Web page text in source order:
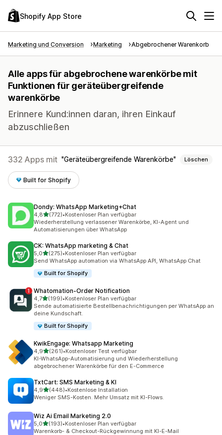
Shopify App Store
Marketing und Conversion Marketing Abgebrochener Warenkorb
Alle apps für abgebrochene warenkörbe mit
Funktionen für geräteübergreifende
warenkörbe
Erinnere Kund:innen daran, ihren Einkauf
abzuschließen
332 Apps mit Geräteübergreifende Warenkörbe Löschen
Built for Shopify
Dondy: WhatsApp Marketing+Chat
4,8von 5 Sternen
(772)
772 Rezensionen insgesamt
•Kostenloser Plan verfügbar
Wiederherstellung verlassener Warenkörbe, KI-Agent und
Automatisierungen über WhatsApp
CK: WhatsApp marketing & Chat
5,0von 5 Sternen
(275)
275 Rezensionen insgesamt
•Kostenloser Plan verfügbar
Send WhatsApp automation via WhatsApp API, WhatsApp Chat
Built for Shopify
Whatomation‑Order Notification
4,7von 5 Sternen
(199)
199 Rezensionen insgesamt
•Kostenloser Plan verfügbar
Sende automatisierte Bestellbenachrichtigungen per WhatsApp an
deine Kundschaft.
Built for Shopify
KwikEngage: Whatsapp Marketing
4,9von 5 Sternen
(261)
261 Rezensionen insgesamt
•Kostenloser Test verfügbar
KI-WhatsApp-Automatisierung und Wiederherstellung
abgebrochener Warenkörbe für den E-Commerce
TxtCart: SMS Marketing & KI
4,9von 5 Sternen
(448)
448 Rezensionen insgesamt
•Kostenlose Installation
Weniger SMS-Kosten. Mehr Umsatz mit KI-Flows.
Wiz Ai Email Marketing 2.0
5,0von 5 Sternen
(193)
193 Rezensionen insgesamt
•Kostenloser Plan verfügbar
Warenkorb- & Checkout-Rückgewinnung mit KI-E-Mail